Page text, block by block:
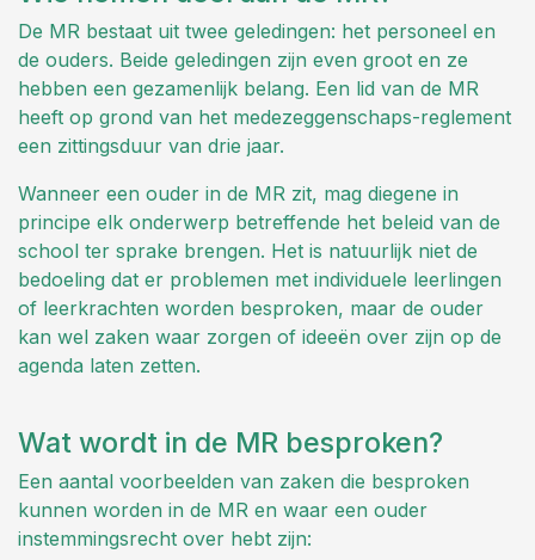
De MR bestaat uit twee geledingen: het personeel en
de ouders. Beide geledingen zijn even groot en ze
hebben een gezamenlijk belang. Een lid van de MR
heeft op grond van het medezeggenschaps-reglement
een zittingsduur van drie jaar.
Wanneer een ouder in de MR zit, mag diegene in
principe elk onderwerp betreffende het beleid van de
school ter sprake brengen. Het is natuurlijk niet de
bedoeling dat er problemen met individuele leerlingen
of leerkrachten worden besproken, maar de ouder
kan wel zaken waar zorgen of ideeën over zijn op de
agenda laten zetten.
Wat wordt in de MR besproken?
Een aantal voorbeelden van zaken die besproken
kunnen worden in de MR en waar een ouder
instemmingsrecht over hebt zijn: